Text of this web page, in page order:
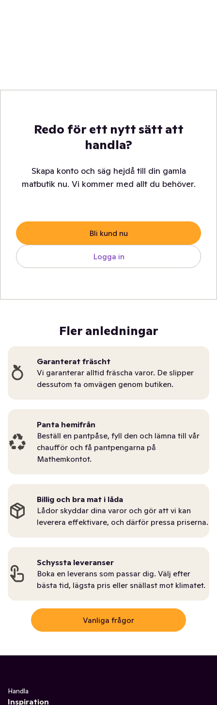
Redo för ett nytt sätt att
handla?
Skapa konto och säg hejdå till din gamla
matbutik nu. Vi kommer med allt du behöver.
Bli kund nu
Logga in
Fler anledningar
Garanterat fräscht
Vi garanterar alltid fräscha varor. De slipper
dessutom ta omvägen genom butiken.
Panta hemifrån
Beställ en pantpåse, fyll den och lämna till vår
chaufför och få pantpengarna på
Mathemkontot.
Billig och bra mat i låda
Lådor skyddar dina varor och gör att vi kan
leverera effektivare, och därför pressa priserna.
Schyssta leveranser
Boka en leverans som passar dig. Välj efter
bästa tid, lägsta pris eller snällast mot klimatet.
Vanliga frågor
Handla
Inspiration